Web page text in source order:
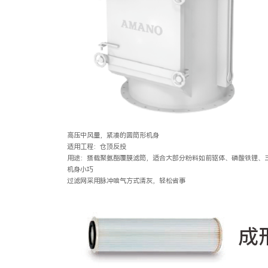
高压中风量，紧凑的圆筒形机身
适用工程：仓顶反投
用途：搭载聚氨酯覆膜滤筒，适合大部分粉料如前驱体、磷酸铁锂、
机身小巧
过滤网采用脉冲喷气方式清灰，轻松省事